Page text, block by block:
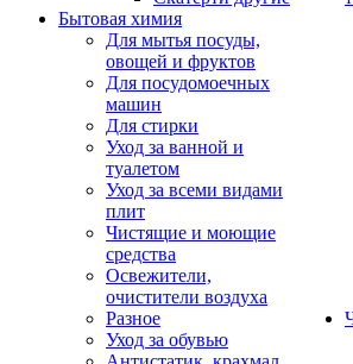
Бытовая химия
Для мытья посуды,
овощей и фруктов
Для посудомоечных
машин
Для стирки
Уход за ванной и
туалетом
Уход за всеми видами
плит
Чистящие и моющие
средства
Освежители,
очистители воздуха
Разное
Уход за обувью